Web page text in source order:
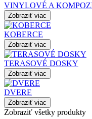
VINYLOVÉ A
Zobraziť viac
KOBERCE
Zobraziť viac
TERASOVÉ DOSKY
Zobraziť viac
DVERE
Zobraziť viac
Zobraziť všetky produkty